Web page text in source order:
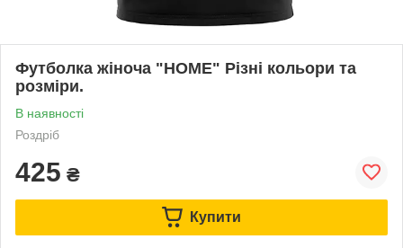
Футболка жіноча "HOME" Різні кольори та
розміри.
В наявності
Роздріб
425 ₴
Купити